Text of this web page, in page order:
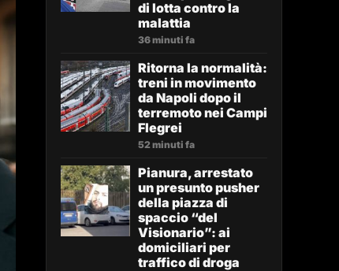
di lotta contro la
malattia
36 minuti fa
Ritorna la normalità:
treni in movimento
da Napoli dopo il
terremoto nei Campi
Flegrei
52 minuti fa
Pianura, arrestato
un presunto pusher
della piazza di
spaccio “del
Visionario”: ai
domiciliari per
traffico di droga